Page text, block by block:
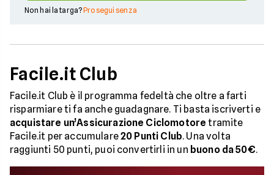
Non hai la targa?Prosegui senza
Facile.it Club
Facile.it Club è il programma fedeltà che oltre a farti
risparmiare ti fa anche guadagnare. Ti basta iscriverti e
acquistare un’Assicurazione Ciclomotore tramite
Facile.it per accumulare20 Punti Club. Una volta
raggiunti 50 punti, puoi convertirli in un buono da 50€.